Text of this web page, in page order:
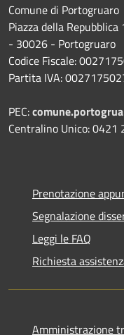
Comune di Portogruaro
Piazza della
- 30026 - Portogruaro
Codice Fiscale:
Partita IVA:
PEC:
Centralino Unico: 0421
Prenotazione
Segnalazione
Leggi le FAQ
Richiesta
Amministrazione